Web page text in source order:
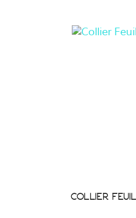
COLLIER